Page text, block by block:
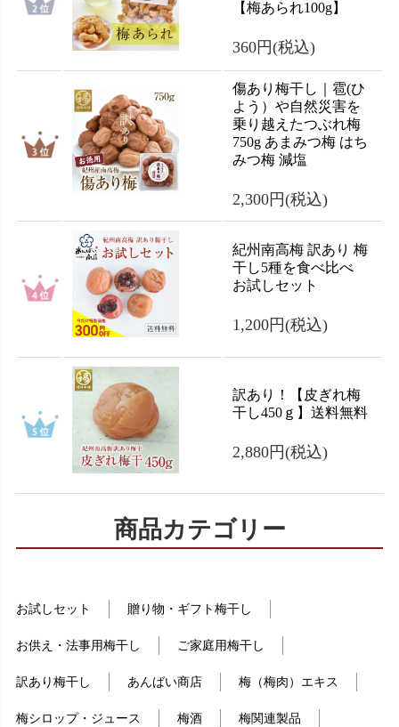
【梅あられ100g】
360円(税込)
傷あり梅干し｜雹(ひ
よう）や自然災害を
乗り越えたつぶれ梅
750g あまみつ梅 はち
みつ梅 減塩
2,300円(税込)
紀州南高梅 訳あり 梅
干し5種を食べ比べ
お試しセット
1,200円(税込)
訳あり！【皮ぎれ梅
干し450ｇ】送料無料
2,880円(税込)
商品カテゴリー
お試しセット 贈り物・ギフト梅干し
お供え・法事用梅干し ご家庭用梅干し
訳あり梅干し あんばい商店 梅（梅肉）エキス
梅シロップ・ジュース 梅酒 梅関連製品